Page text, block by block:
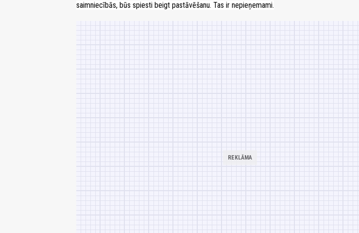
saimniecībās, būs spiesti beigt pastāvēšanu. Tas ir nepieņemami.